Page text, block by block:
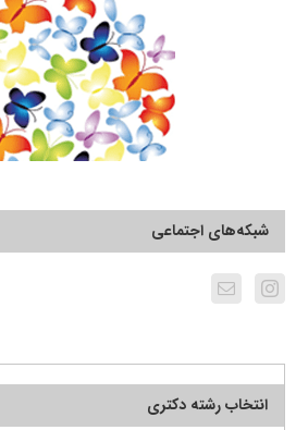
شبکه‌های اجتماعی
انتخاب رشته دکتری